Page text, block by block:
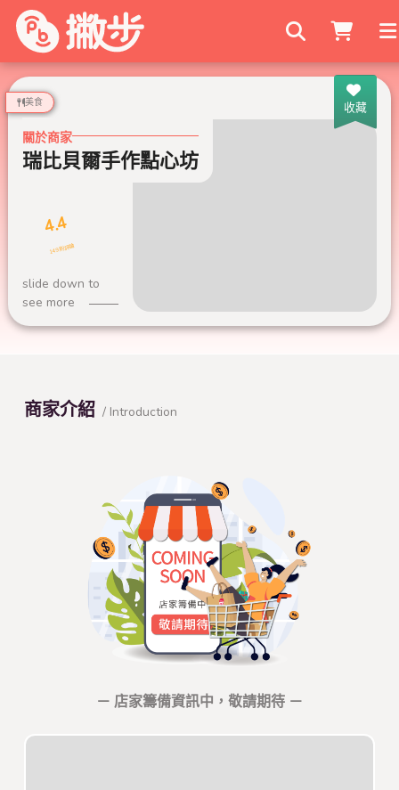
搜尋商家
收藏
美食
關於商家
瑞比貝爾手作點心坊
4.4
149 則評論
slide down to
see more
商家介紹 / Introduction
－ 店家籌備資訊中，敬請期待 －